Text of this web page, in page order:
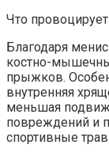
Что
Благодаря
костно-
прыжков.
внутренняя
меньшая
повреждений и
спортивные